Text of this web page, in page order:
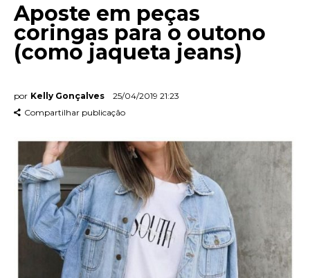
Contato
Aposte em peças
coringas para o outono
(como jaqueta jeans)
por Kelly Gonçalves
25/04/2019 21:23
Compartilhar publicação